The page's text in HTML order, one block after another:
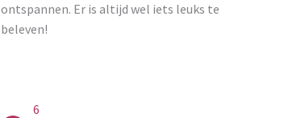
ontspannen. Er is altijd wel iets leuks te
beleven!
6